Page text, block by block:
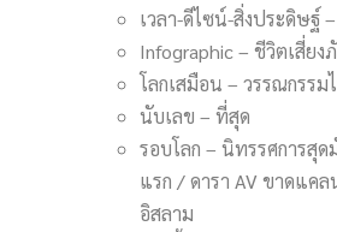
เวลา-ดีไซน์-สิ่งประดิษฐ์
Infographic – ชีวิตเสี่ย
โลกเสมือน – วรรณกรร
นับเลข – ที่สุด
รอบโลก – นิทรรศการ
แรก / ดารา AV ขาดแค
อิสลาม